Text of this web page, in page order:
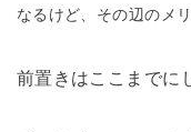
なるけど、その辺のメ
前置きはここまでに